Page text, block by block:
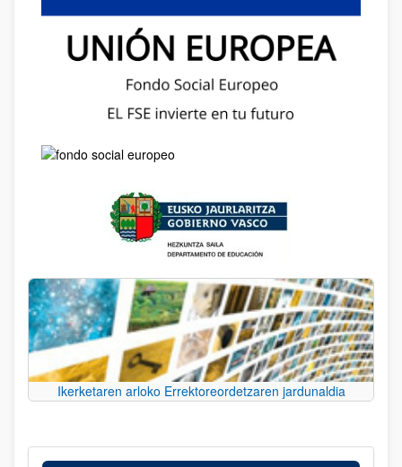
Ikerketaren arloko Errektoreordetzaren jardunaldia